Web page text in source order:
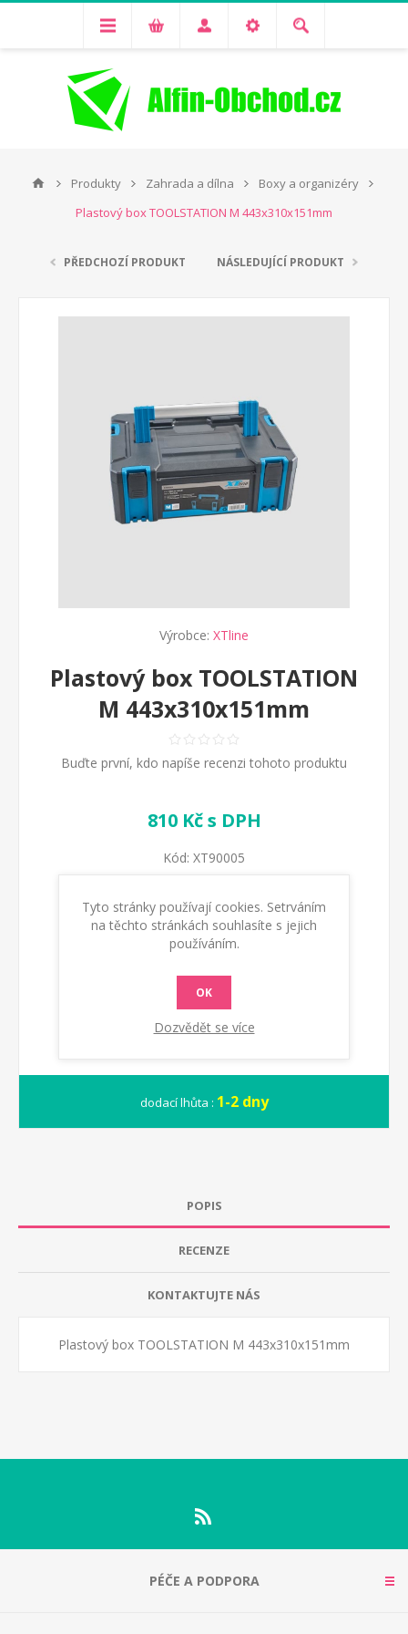
Produkty Zahrada a dílna
Boxy a organizéry
Plastový box TOOLSTATION M 443x310x151mm
PŘEDCHOZÍ PRODUKT NÁSLEDUJÍCÍ PRODUKT
Výrobce: XTline
Plastový box TOOLSTATION
M 443x310x151mm
Buďte první, kdo napíše recenzi tohoto produktu
810 Kč s DPH
Kód: XT90005
GTIN (EAN): 8592021228560
dodací lhůta : 1-2 dny
POPIS
RECENZE
KONTAKTUJTE NÁS
Plastový box TOOLSTATION M 443x310x151mm
PÉČE A PODPORA
Tyto stránky používají cookies. Setrváním
na těchto stránkách souhlasíte s jejich
používáním.
OK
Dozvědět se více